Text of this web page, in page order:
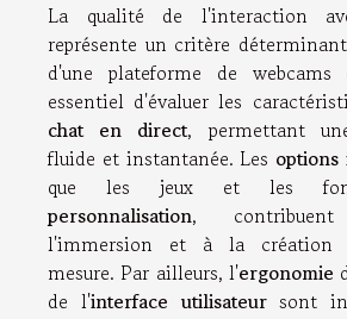
La qualité de l'interaction
représente un critère
d'une plateforme de
essentiel d'évaluer les
chat en direct, permettant
fluide et instantanée. Les
que les jeux et les
personnalisation,
l'immersion et à la création
mesure. Par ailleurs, l'ergonomie
de l'interface utilisateursont